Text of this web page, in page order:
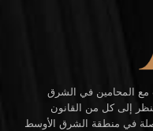
مع المحامين في الشرق
إلى كل من القانون
في منطقة الشرق الأوسط